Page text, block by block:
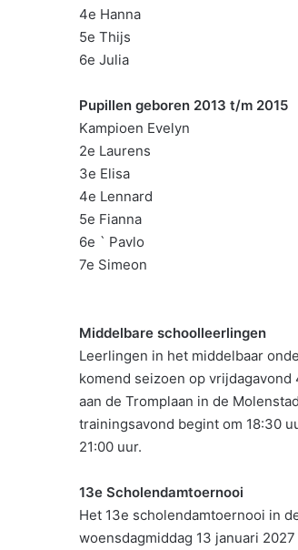
4e Hanna
5e Thijs
6e Julia
Pupillen geboren 2013 t/m 2015
Kampioen Evelyn
2e Laurens
3e Elisa
4e Lennard
5e Fianna
6e ` Pavlo
7e Simeon
Middelbare schoolleerlingen
Leerlingen in het middelbaar
komend seizoen op
aan de Tromplaan in de
trainingsavond begint om 18:30
21:00 uur.
13e Scholendamtoernooi
Het 13e scholendamtoernooi in
woensdagmiddag 13 januari